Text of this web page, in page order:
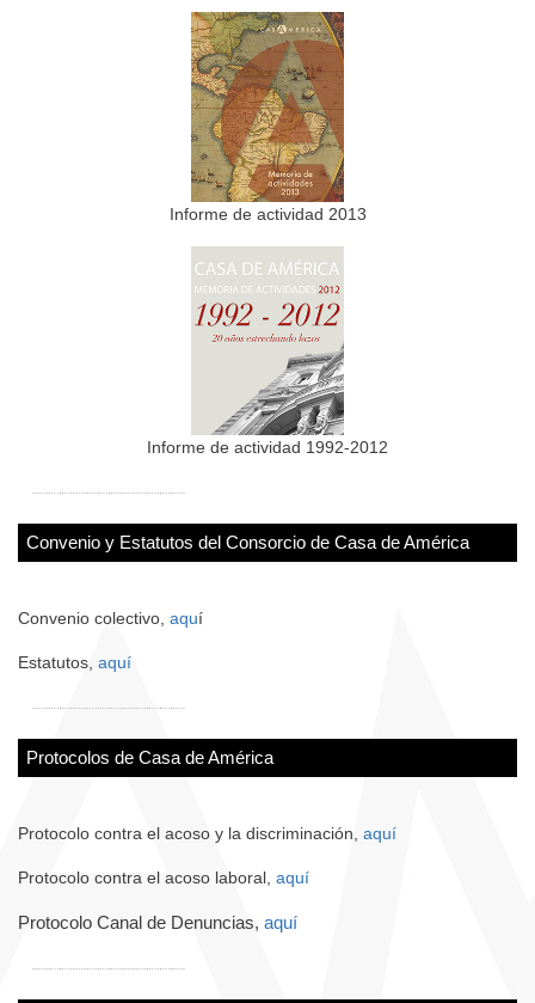
Informe de actividad 2013
Informe de actividad 1992-2012
Convenio y Estatutos del Consorcio de Casa de América
Convenio colectivo, aquí
Estatutos, aquí
Protocolos de Casa de América
Protocolo contra el acoso y la discriminación, aquí
Protocolo contra el acoso laboral, aquí
Protocolo Canal de Denuncias, aquí